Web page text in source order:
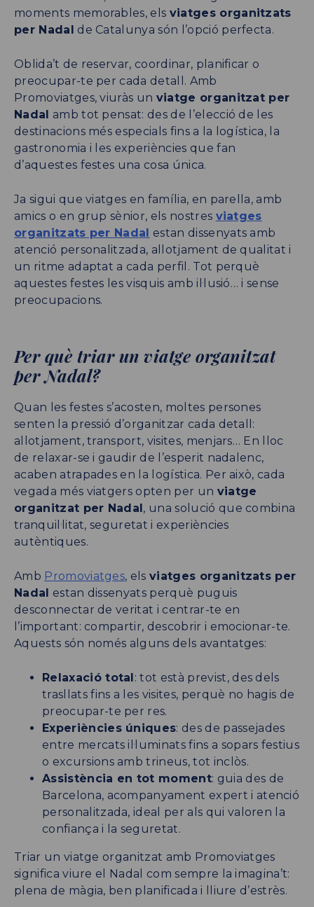
moments memorables, els viatges organitzats
per Nadal de Catalunya són l’opció perfecta.
Oblida’t de reservar, coordinar, planificar o
preocupar-te per cada detall. Amb
Promoviatges, viuràs un viatge organitzat per
Nadal amb tot pensat: des de l’elecció de les
destinacions més especials fins a la logística, la
gastronomia i les experiències que fan
d’aquestes festes una cosa única.
Ja sigui que viatges en família, en parella, amb
amics o en grup sènior, els nostres viatges
organitzats per Nadal estan dissenyats amb
atenció personalitzada, allotjament de qualitat i
un ritme adaptat a cada perfil. Tot perquè
aquestes festes les visquis amb il·lusió… i sense
preocupacions.
Per què triar un viatge organitzat
per Nadal?
Quan les festes s’acosten, moltes persones
senten la pressió d’organitzar cada detall:
allotjament, transport, visites, menjars… En lloc
de relaxar-se i gaudir de l’esperit nadalenc,
acaben atrapades en la logística. Per això, cada
vegada més viatgers opten per un viatge
organitzat per Nadal, una solució que combina
tranquil·litat, seguretat i experiències
autèntiques.
Amb Promoviatges, elsviatges organitzats per
Nadal estan dissenyats perquè puguis
desconnectar de veritat i centrar-te en
l’important: compartir, descobrir i emocionar-te.
Aquests són només alguns dels avantatges:
Relaxació total: tot està previst, des dels
trasllats fins a les visites, perquè no hagis de
preocupar-te per res.
Experiències úniques: des de passejades
entre mercats il·luminats fins a sopars festius
o excursions amb trineus, tot inclòs.
Assistència en tot moment: guia des de
Barcelona, acompanyament expert i atenció
personalitzada, ideal per als qui valoren la
confiança i la seguretat.
Triar un viatge organitzat amb Promoviatges
significa viure el Nadal com sempre la imagina’t:
plena de màgia, ben planificada i lliure d’estrès.